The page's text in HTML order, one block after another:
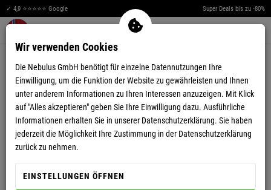
✓ 4,9 ⭐⭐⭐⭐⭐ Google Super Deals bis zu -80%
Warenkorb aufklappen
WINTERJACKE TAMMES DAMEN
Wir verwenden Cookies
Die Nebulus GmbH benötigt für einzelne Datennutzungen Ihre
Einwilligung, um die Funktion der Website zu gewährleisten und Ihnen
unter anderem Informationen zu Ihren Interessen anzuzeigen. Mit Klick
auf "Alles akzeptieren" geben Sie Ihre Einwilligung dazu. Ausführliche
Informationen erhalten Sie in unserer Datenschutzerklärung. Sie haben
jederzeit die Möglichkeit Ihre Zustimmung in der Datenschutzerklärung
zurück zu nehmen.
EINSTELLUNGEN ÖFFNEN